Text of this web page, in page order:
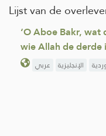
Lijst van de
‘O Aboe Bakr, wat
wie Allah de derde
عربي الإنجليزية